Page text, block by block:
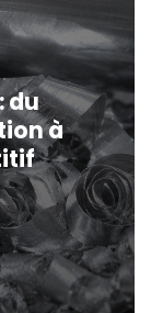
du
à